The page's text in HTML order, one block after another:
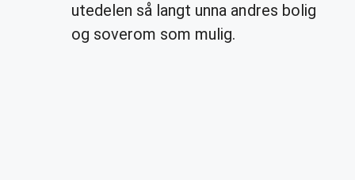
utedelen så langt unna andres bolig
og soverom som mulig.